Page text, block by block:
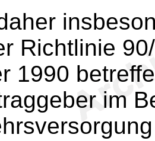
Richtlinie
1990
im